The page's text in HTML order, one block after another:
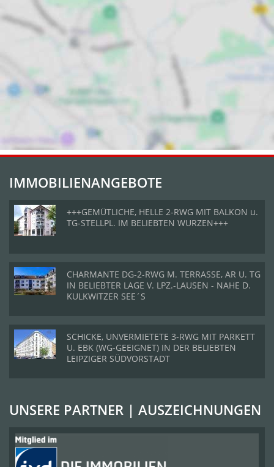
IMMOBILIENANGEBOTE
+++GEMÜTLICHE, HELLE 2-RWG MIT BALKON u.
TG-STELLPL. IM BELIEBTEN WURZEN+++
CHARMANTE DG-2-RWG M. TERRASSE, AR U. TG
IN BELIEBTER LAGE V. LPZ.-LAUSEN - NAHE D.
KULKWITZER SEE´S
SCHICKE, UNVERMIETETE 3-RWG MIT PARKETT
U. EBK (WG-GEEIGNET) IN DER BELIEBTEN
LEIPZIGER SÜDVORSTADT
UNSERE PARTNER | AUSZEICHNUNGEN